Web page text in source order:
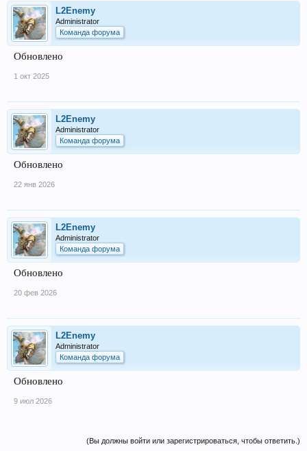
L2Enemy
Administrator
Команда форума
Обновлено
1 окт 2025
L2Enemy
Administrator
Команда форума
Обновлено
22 янв 2026
L2Enemy
Administrator
Команда форума
Обновлено
20 фев 2026
L2Enemy
Administrator
Команда форума
Обновлено
9 июл 2026
(Вы должны войти или зарегистрироваться, чтобы ответить.)